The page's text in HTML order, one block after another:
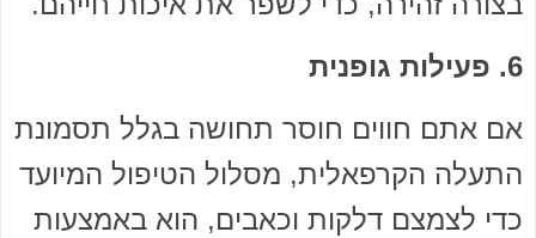
6. פעילות גופנית
אם אתם חווים חוסר תחושה בגלל תסמונת
התעלה הקרפאלית, מסלול הטיפול המיועד
כדי לצמצם דלקות וכאבים, הוא באמצעות